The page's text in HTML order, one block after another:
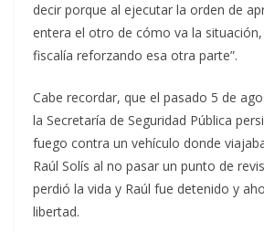
decir porque al ejecutar la orden de
entera el otro de cómo va la
fiscalía reforzando esa otra parte”.
Cabe recordar, que el pasado 5 de
la Secretaría de Seguridad Pública
fuego contra un vehículo donde
Raúl Solís al no pasar un punto de
perdió la vida y Raúl fue detenido y
libertad.